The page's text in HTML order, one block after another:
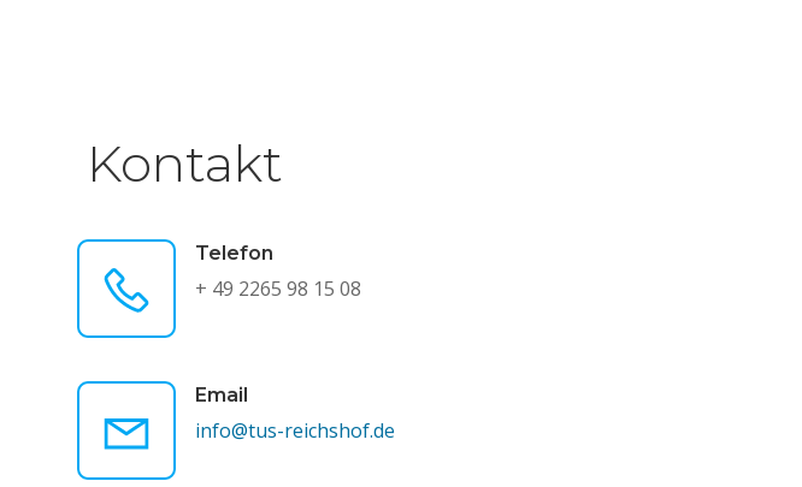
Kontakt
Telefon
+ 49 2265 98 15 08
Email
info@tus-reichshof.de